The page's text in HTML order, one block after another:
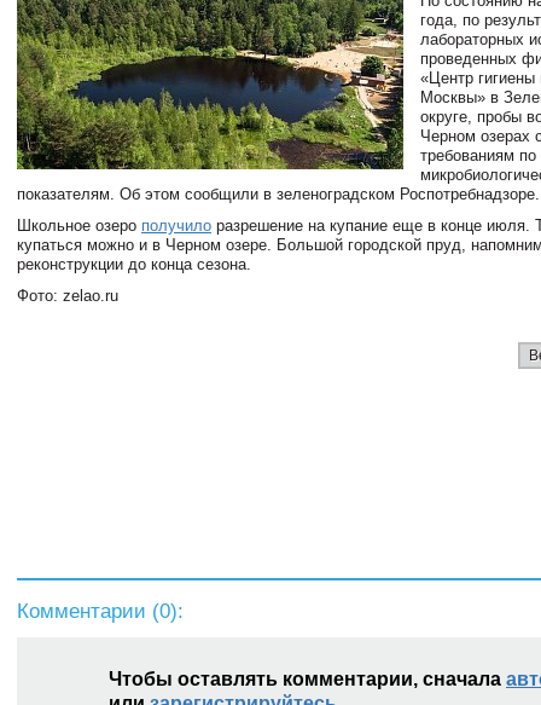
года, по
лабораторных
проведенных
«Центр
Москвы» в
округе, пробы
Черном озерах
требованиям по
показателям. Об этом сообщили в зеленоградском Роспотребнадзоре.
Школьное озеро получило разрешение на купание еще в конце июля.
купаться можно и в Черном озере. Большой городской пруд,
реконструкции до конца сезона.
Фото: zelao.ru
Комментарии (0):
Чтобы оставлять комментарии, сначала